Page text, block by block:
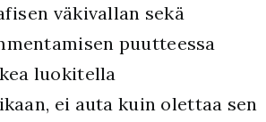
väkivallan sekä
puutteessa
luokitella
ei auta kuin olettaa sen